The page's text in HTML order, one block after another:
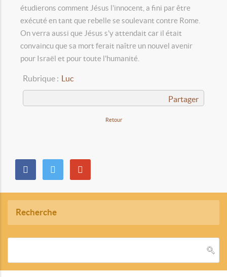
étudierons comment Jésus l'innocent, a fini par être
exécuté en tant que rebelle se soulevant contre Rome.
On verra aussi que Jésus s'y attendait car il était
convaincu que sa mort ferait naître un nouvel avenir
pour Israël et pour toute l'humanité.
Rubrique : Luc
Partager
Retour
Recherche